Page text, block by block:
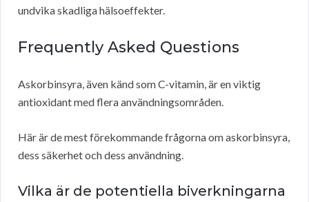
undvika skadliga hälsoeffekter.
Frequently Asked Questions
Askorbinsyra, även känd som C-vitamin, är en viktig
antioxidant med flera användningsområden.
Här är de mest förekommande frågorna om askorbinsyra,
dess säkerhet och dess användning.
Vilka är de potentiella biverkningarna